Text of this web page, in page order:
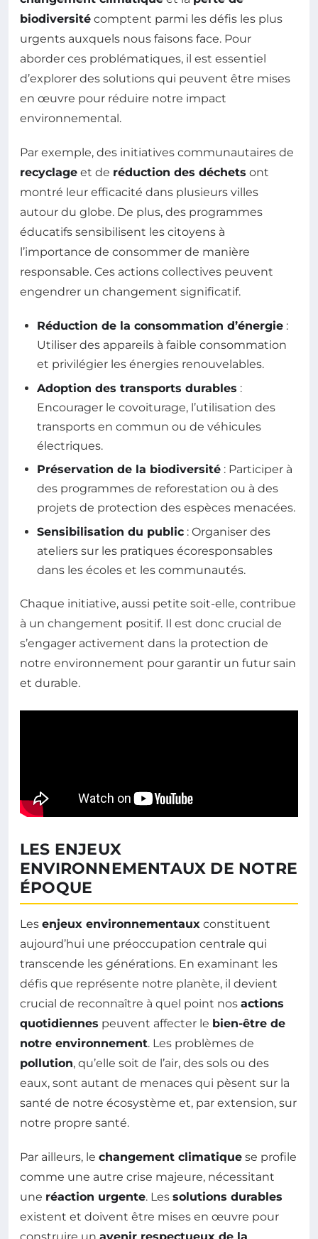
biodiversité comptent parmi les défis les plus
urgents auxquels nous faisons face. Pour
aborder ces problématiques, il est essentiel
d’explorer des solutions qui peuvent être mises
en œuvre pour réduire notre impact
environnemental.
Par exemple, des initiatives communautaires de
recyclage et de réduction des déchets ont
montré leur efficacité dans plusieurs villes
autour du globe. De plus, des programmes
éducatifs sensibilisent les citoyens à
l’importance de consommer de manière
responsable. Ces actions collectives peuvent
engendrer un changement significatif.
Réduction de la consommation d’énergie :
Utiliser des appareils à faible consommation
et privilégier les énergies renouvelables.
Adoption des transports durables :
Encourager le covoiturage, l’utilisation des
transports en commun ou de véhicules
électriques.
Préservation de la biodiversité : Participer à
des programmes de reforestation ou à des
projets de protection des espèces menacées.
Sensibilisation du public : Organiser des
ateliers sur les pratiques écoresponsables
dans les écoles et les communautés.
Chaque initiative, aussi petite soit-elle, contribue
à un changement positif. Il est donc crucial de
s’engager activement dans la protection de
notre environnement pour garantir un futur sain
et durable.
LES ENJEUX
ENVIRONNEMENTAUX DE NOTRE
ÉPOQUE
Les enjeux environnementaux constituent
aujourd’hui une préoccupation centrale qui
transcende les générations. En examinant les
défis que représente notre planète, il devient
crucial de reconnaître à quel point nos actions
quotidiennes peuvent affecter le bien-être de
notre environnement. Les problèmes de
pollution, qu’elle soit de l’air, des sols ou des
eaux, sont autant de menaces qui pèsent sur la
santé de notre écosystème et, par extension, sur
notre propre santé.
Par ailleurs, le changement climatique se profile
comme une autre crise majeure, nécessitant
une réaction urgente. Les solutions durables
existent et doivent être mises en œuvre pour
construire un avenir respectueux de la